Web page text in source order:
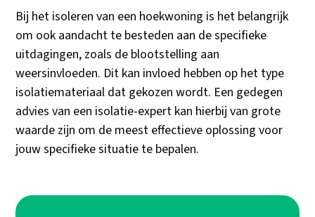
Bij het isoleren van een hoekwoning is het belangrijk
om ook aandacht te besteden aan de specifieke
uitdagingen, zoals de blootstelling aan
weersinvloeden. Dit kan invloed hebben op het type
isolatiemateriaal dat gekozen wordt. Een gedegen
advies van een isolatie-expert kan hierbij van grote
waarde zijn om de meest effectieve oplossing voor
jouw specifieke situatie te bepalen.